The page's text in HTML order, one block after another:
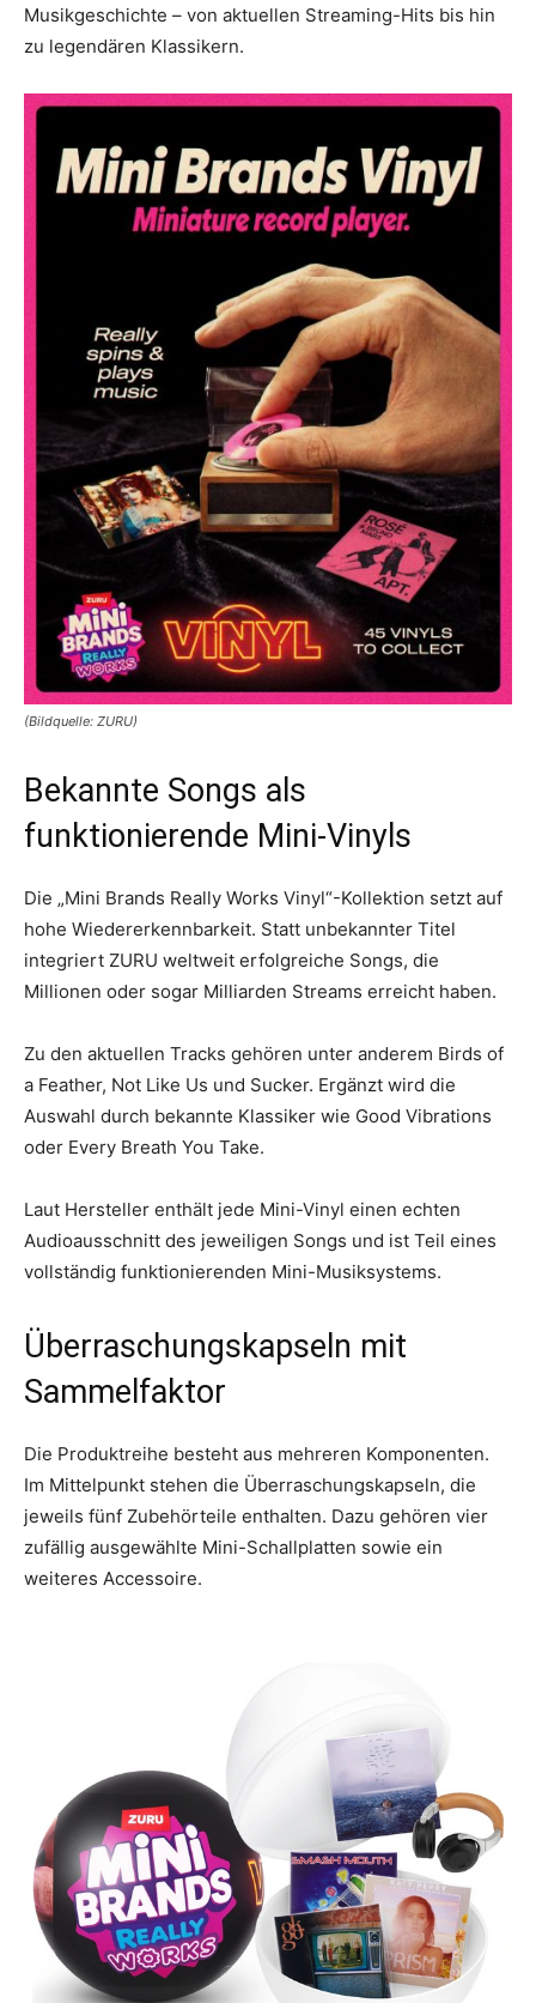
Musikgeschichte – von aktuellen Streaming-Hits bis hin
zu legendären Klassikern.
(Bildquelle: ZURU)
Bekannte Songs als
funktionierende Mini-Vinyls
Die „Mini Brands Really Works Vinyl“-Kollektion setzt auf
hohe Wiedererkennbarkeit. Statt unbekannter Titel
integriert ZURU weltweit erfolgreiche Songs, die
Millionen oder sogar Milliarden Streams erreicht haben.
Zu den aktuellen Tracks gehören unter anderem Birds of
a Feather, Not Like Us und Sucker. Ergänzt wird die
Auswahl durch bekannte Klassiker wie Good Vibrations
oder Every Breath You Take.
Laut Hersteller enthält jede Mini-Vinyl einen echten
Audioausschnitt des jeweiligen Songs und ist Teil eines
vollständig funktionierenden Mini-Musiksystems.
Überraschungskapseln mit
Sammelfaktor
Die Produktreihe besteht aus mehreren Komponenten.
Im Mittelpunkt stehen die Überraschungskapseln, die
jeweils fünf Zubehörteile enthalten. Dazu gehören vier
zufällig ausgewählte Mini-Schallplatten sowie ein
weiteres Accessoire.